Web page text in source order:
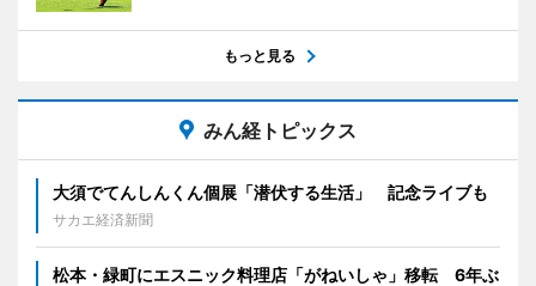
もっと見る
みん経トピックス
大須でてんしんくん個展「潜伏する生活」 記念ライブも
サカエ経済新聞
松本・緑町にエスニック料理店「がねいしゃ」移転 6年ぶ